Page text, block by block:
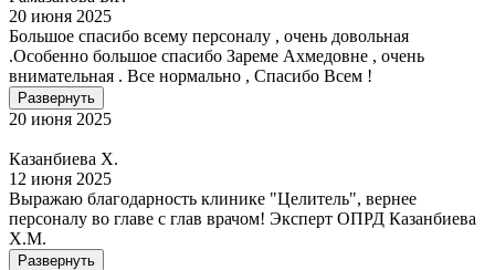
20 июня 2025
Большое спасибо всему персоналу , очень довольная
.Особенно большое спасибо Зареме Ахмедовне , очень
внимательная . Все нормально , Спасибо Всем !
Развернуть
20 июня 2025
Казанбиева Х.
12 июня 2025
Выражаю благодарность клинике "Целитель", вернее
персоналу во главе с глав врачом! Эксперт ОПРД Казанбиева
Х.М.
Развернуть